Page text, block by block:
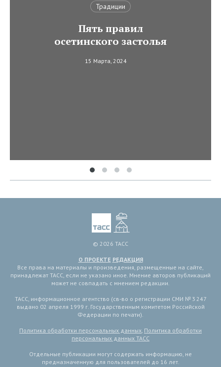
Традиции
Пять правил
осетинского застолья
15 Марта, 2024
© 2026 ТАСС
О ПРОЕКТЕ РЕДАКЦИЯ
Все права на материалы и произведения, размещенные на сайте,
принадлежат ТАСС, если не указано иное. Мнение авторов публикаций
может не совпадать с мнением редакции.
ТАСС, информационное агентство (св-во о регистрации СМИ № 3 247
выдано 02 апреля 1999 г. Государственным комитетом Российской
Федерации по печати).
Политика обработки персональных данных, Политика обработки
персональных данных ТАСС
Отдельные публикации могут содержать информацию, не
предназначенную для пользователей до 16 лет.